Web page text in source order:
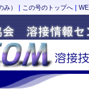
） | この号のトップへ |